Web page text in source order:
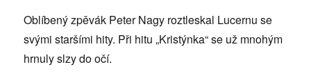
Oblíbený zpěvák Peter Nagy roztleskal Lucernu se
svými staršími hity. Při hitu „Kristýnka“ se už mnohým
hrnuly slzy do očí.